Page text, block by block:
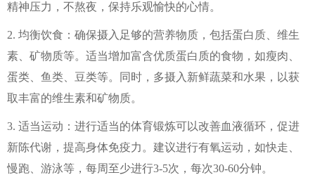
精神压力，不熬夜，保持乐观愉快的心情。
2. 均衡饮食：确保摄入足够的营养物质，包括蛋白质、维生
素、矿物质等。适当增加富含优质蛋白质的食物，如瘦肉、
蛋类、鱼类、豆类等。同时，多摄入新鲜蔬菜和水果，以获
取丰富的维生素和矿物质。
3. 适当运动：进行适当的体育锻炼可以改善血液循环，促进
新陈代谢，提高身体免疫力。建议进行有氧运动，如快走、
慢跑、游泳等，每周至少进行3-5次，每次30-60分钟。